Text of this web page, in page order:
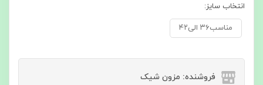
انتخاب سایز:
مناسب۳۶ الی۴۲
فروشنده: مزون شیک